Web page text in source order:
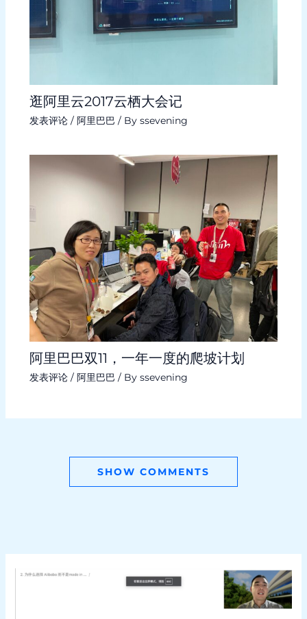
逛阿里云2017云栖大会记
发表评论 / 阿里巴巴 / By ssevening
阿里巴巴双11，一年一度的爬坡计划
发表评论 / 阿里巴巴 / By ssevening
SHOW COMMENTS